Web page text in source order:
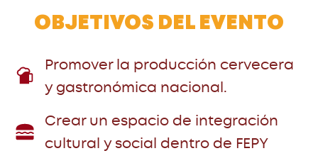
OBJETIVOS DEL EVENTO
Promover la producción cervecera
y gastronómica nacional.
Crear un espacio de integración
cultural y social dentro de FEPY